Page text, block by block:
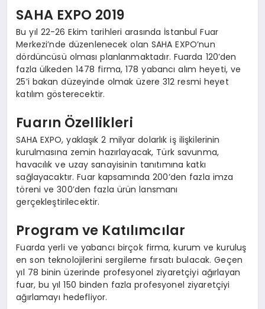
SAHA EXPO 2019
Bu yıl 22-26 Ekim tarihleri arasında İstanbul Fuar
Merkezi’nde düzenlenecek olan SAHA EXPO’nun
dördüncüsü olması planlanmaktadır. Fuarda 120’den
fazla ülkeden 1478 firma, 178 yabancı alım heyeti, ve
25’i bakan düzeyinde olmak üzere 312 resmi heyet
katılım gösterecektir.
Fuarın Özellikleri
SAHA EXPO, yaklaşık 2 milyar dolarlık iş ilişkilerinin
kurulmasına zemin hazırlayacak, Türk savunma,
havacılık ve uzay sanayisinin tanıtımına katkı
sağlayacaktır. Fuar kapsamında 200’den fazla imza
töreni ve 300’den fazla ürün lansmanı
gerçekleştirilecektir.
Program ve Katılımcılar
Fuarda yerli ve yabancı birçok firma, kurum ve kuruluş
en son teknolojilerini sergileme fırsatı bulacak. Geçen
yıl 78 binin üzerinde profesyonel ziyaretçiyi ağırlayan
fuar, bu yıl 150 binden fazla profesyonel ziyaretçiyi
ağırlamayı hedefliyor.